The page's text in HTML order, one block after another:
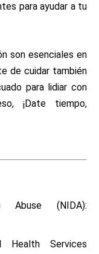
para ayudar a tu
son esenciales en
de cuidar también
para lidiar con
¡Date tiempo,
(NIDA):
Health Services